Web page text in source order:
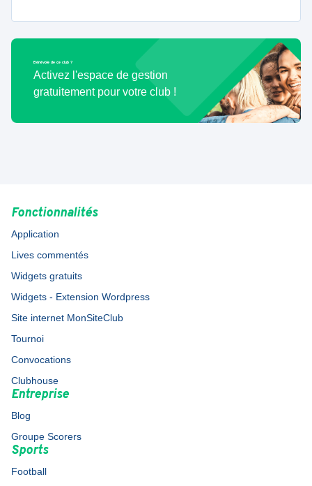
Bénévole de ce club ?
Activez l'espace de gestion
gratuitement pour votre club !
Fonctionnalités
Application
Lives commentés
Widgets gratuits
Widgets - Extension Wordpress
Site internet MonSiteClub
Tournoi
Convocations
Clubhouse
Entreprise
Blog
Groupe Scorers
Sports
Football